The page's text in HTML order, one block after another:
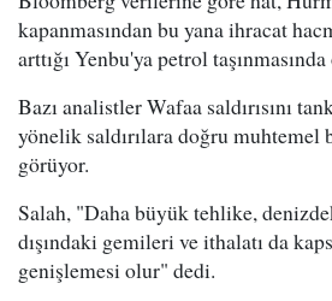
kapanmasından bu yana ihracat
arttığı Yenbu'ya petrol
Bazı analistler Wafaa saldırısını
yönelik saldırılara doğru muhtemel
görüyor.
Salah, "Daha büyük tehlike,
dışındaki gemileri ve ithalatı da
genişlemesi olur" dedi.